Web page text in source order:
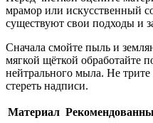
мрамор или искусственный
существуют свои подходы и
Сначала смойте пыль и
мягкой щёткой обработайте
нейтрального мыла. Не
стереть надписи.
Материал